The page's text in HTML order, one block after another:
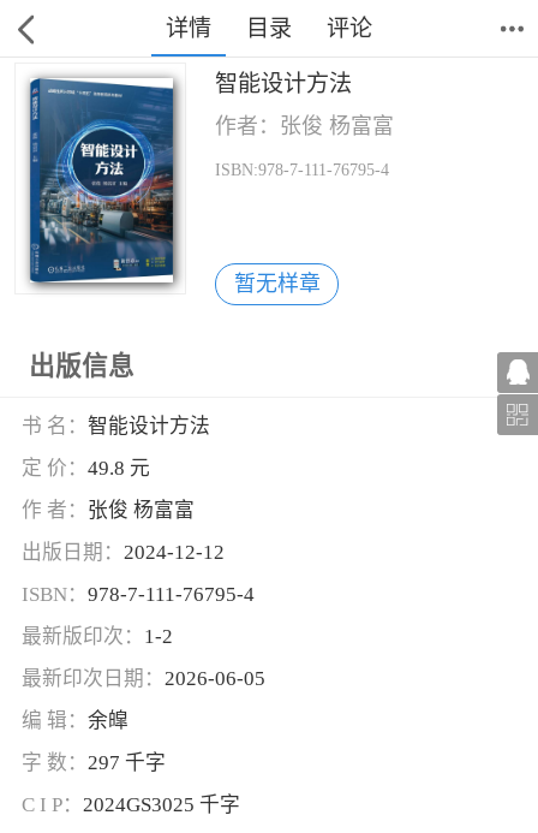
详情 目录 评论
智能设计方法
作者：张俊 杨富富
ISBN:978-7-111-76795-4
暂无样章
出版信息
书 名： 智能设计方法
定 价： 49.8 元
作 者： 张俊 杨富富
出版日期： 2024-12-12
ISBN： 978-7-111-76795-4
最新版印次： 1-2
最新印次日期： 2026-06-05
编 辑： 余皡
字 数： 297 千字
C I P： 2024GS3025 千字